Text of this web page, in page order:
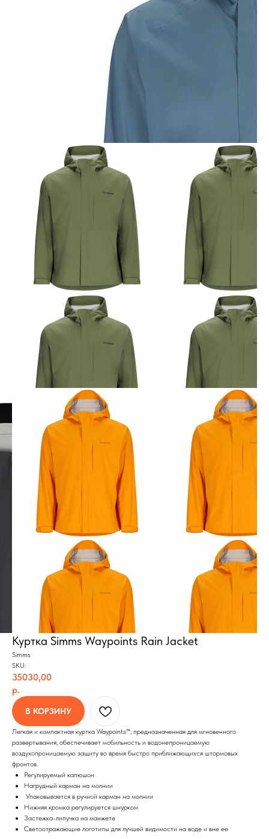
Куртка Simms Waypoints Rain Jacket
Simms
SKU:
35030,00
р.
В КОРЗИНУ
Легкая и компактная куртка Waypoints™, предназначенная для мгновенного
развертывания, обеспечивает мобильность и водонепроницаемую
воздухопроницаемую защиту во время быстро приближающихся штормовых
фронтов.
Регулируемый капюшон
Нагрудный карман на молнии
Упаковывается в ручной карман на молнии
Нижняя кромка регулируется шнурком
Застежка-липучка на манжете
Светоотражающие логотипы для лучшей видимости на воде и вне ее
Построить маршрут
Мы онлайн:
+7 962 587 43 34
Обратный звонок
simmsshop@mail.ru
Предложения и консультация
Экипировка Снаряжение
Рыболовные
принадлежности
Мужская экипировка
Женская экипировка
Детская экипировка
Головные уборы
Перчатки
Ремни, пояса
Ремонт экипировка
Сумки, баулы
Рюкзаки, несессеры
Фонари
Посохи
Воблеры
Удилища
Катушки
Шнуры
2024 Simms shop
Информация Дополнительно
Оплата и доставка
Возврат товара
Таблица размеров
Подарочные сертификаты
Скидки